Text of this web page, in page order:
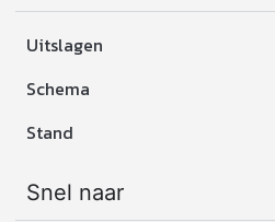
Uitslagen
Schema
Stand
Snel naar